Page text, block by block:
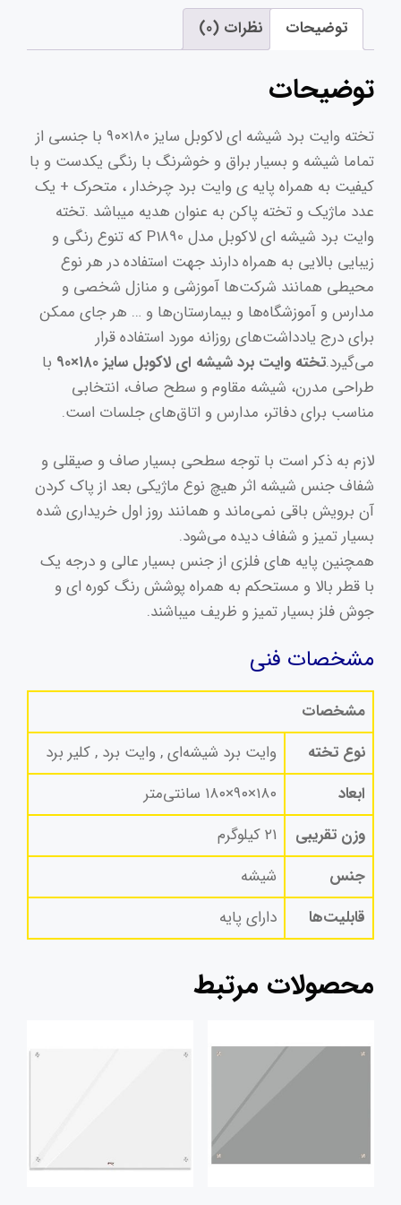
لاکوبل
سانتی
مدل
P1890
با
پایه
نگهدارنده
عدد
توضیحات نظرات (0)
توضیحات
تخته وایت‌ برد شیشه‌ ای لاکوبل سایز ۱۸۰×۹۰ با جنسی از
تماما شیشه و بسیار براق و خوشرنگ با رنگی یکدست و با
کیفیت به همراه پایه ی وایت برد چرخدار ، متحرک + یک
عدد ماژیک و تخته پاکن به عنوان هدیه میباشد .تخته
وایت‌ برد شیشه‌ ای لاکوبل مدل P1890 که تنوع رنگی و
زیبایی بالایی به همراه دارند جهت استفاده در هر نوع
محیطی همانند شرکت‌ها آموزشی و منازل شخصی و
مدارس و آموزشگاه‌ها و بیمارستان‌ها و … هر جای ممکن
برای درج یادداشت‌های روزانه مورد استفاده قرار
می‌گیرد.تخته وایت‌ برد شیشه‌ ای لاکوبل سایز ۱۸۰×۹۰
با
طراحی مدرن، شیشه مقاوم و سطح صاف، انتخابی
مناسب برای دفاتر، مدارس و اتاق‌های جلسات است.
لازم به ذکر است با توجه سطحی بسیار صاف و صیقلی و
شفاف جنس شیشه اثر هیچ نوع ماژیکی بعد از پاک کردن
آن برویش باقی نمی‌ماند و همانند روز اول خریداری شده
بسیار تمیز و شفاف دیده می‌شود.
همچنین پایه های فلزی از جنس بسیار عالی و درجه یک
با قطر بالا و مستحکم به همراه پوشش رنگ کوره ای و
جوش فلز بسیار تمیز و ظریف میباشند.
مشخصات فنی
مشخصات
نوع تخته
وایت برد شیشه‌ای , وایت برد , کلیر برد
ابعاد
۱۸۰×۹۰×۱۸۰ سانتی‌متر
وزن تقریبی
۲۱ کیلوگرم
جنس
شیشه
قابلیت‌ها
دارای پایه
محصولات مرتبط